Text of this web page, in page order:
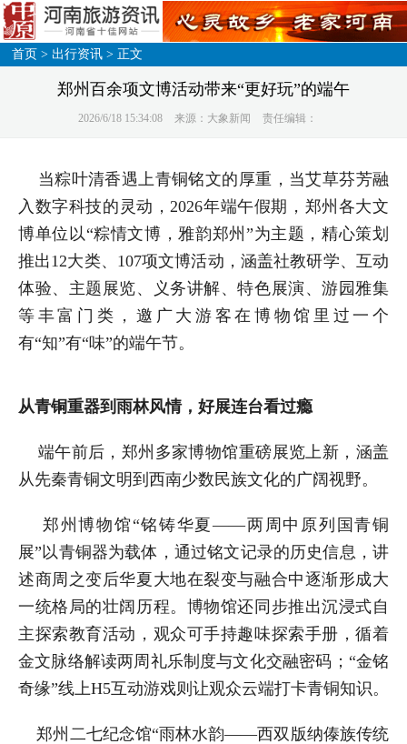
首页 >出行资讯 > 正文
郑州百余项文博活动带来“更好玩”的端午
2026/6/18 15:34:08 来源：大象新闻 责任编辑：
当粽叶清香遇上青铜铭文的厚重，当艾草芬芳融
入数字科技的灵动，2026年端午假期，郑州各大文
博单位以“粽情文博，雅韵郑州”为主题，精心策划
推出12大类、107项文博活动，涵盖社教研学、互动
体验、主题展览、义务讲解、特色展演、游园雅集
等丰富门类，邀广大游客在博物馆里过一个
有“知”有“味”的端午节。
从青铜重器到雨林风情，好展连台看过瘾
端午前后，郑州多家博物馆重磅展览上新，涵盖
从先秦青铜文明到西南少数民族文化的广阔视野。
郑州博物馆“铭铸华夏——两周中原列国青铜
展”以青铜器为载体，通过铭文记录的历史信息，讲
述商周之变后华夏大地在裂变与融合中逐渐形成大
一统格局的壮阔历程。博物馆还同步推出沉浸式自
主探索教育活动，观众可手持趣味探索手册，循着
金文脉络解读两周礼乐制度与文化交融密码；“金铭
奇缘”线上H5互动游戏则让观众云端打卡青铜知识。
郑州二七纪念馆“雨林水韵——西双版纳傣族传统